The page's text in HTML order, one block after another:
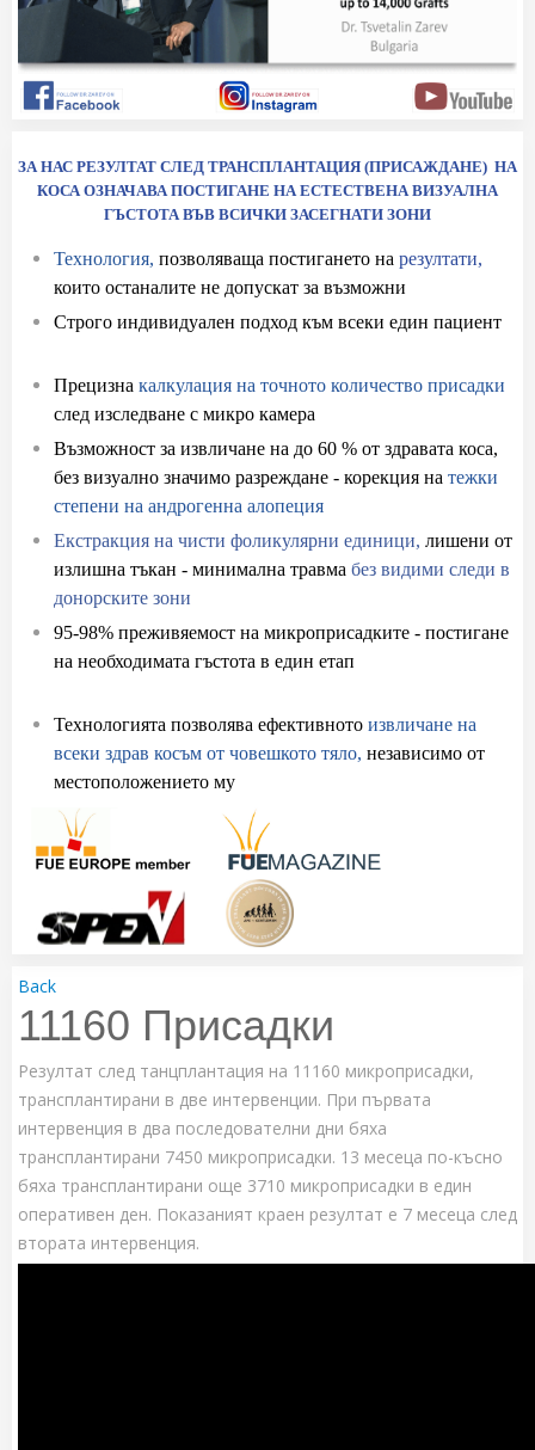
ЗА НАС РЕЗУЛТАТ СЛЕД ТРАНСПЛАНТАЦИЯ (ПРИСАЖДАНЕ) НА
КОСА ОЗНАЧАВА ПОСТИГАНЕ НА ЕСТЕСТВЕНА ВИЗУАЛНА
ГЪСТОТА ВЪВ ВСИЧКИ ЗАСЕГНАТИ ЗОНИ
Технология, позволяваща постигането на резултати,
които останалите не допускат за възможни
Строго индивидуален подход към всеки един пациент
Прецизна калкулация на точното количество присадки
след изследване с микро камера
Възможност за извличане на до 60 % от здравата коса,
без визуално значимо разреждане - корекция на тежки
степени на андрогенна алопеция
Екстракция на чисти фоликулярни единици, лишени от
излишна тъкан - минимална травма без видими следи в
донорските зони
95-98% преживяемост на микроприсадките - постигане
на необходимата гъстота в един етап
Технологията позволява ефективното извличане на
всеки здрав косъм от човешкото тяло, независимо от
местоположението му
Back
11160 Присадки
Резултат след танцплантация на 11160 микроприсадки,
трансплантирани в две интервенции. При първата
интервенция в два последователни дни бяха
трансплантирани 7450 микроприсадки. 13 месеца по-късно
бяха трансплантирани още 3710 микроприсадки в един
оперативен ден. Показаният краен резултат е 7 месеца след
втората интервенция.